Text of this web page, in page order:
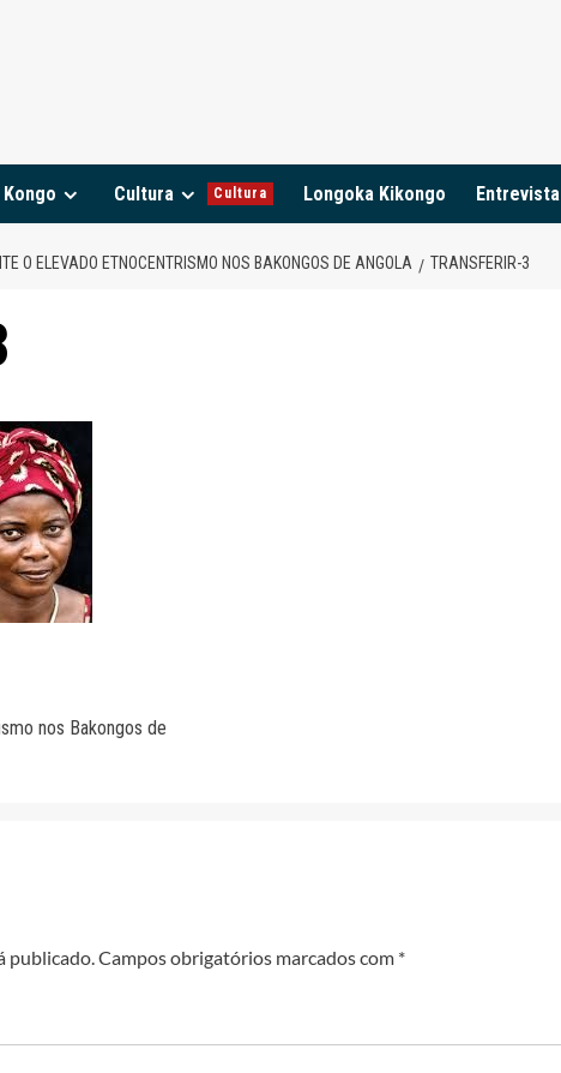
Cultura Cultura Longoka Kikongo Entrevista
O ELEVADO ETNOCENTRISMO NOS BAKONGOS DE ANGOLA TRANSFERIR-3
nos Bakongos de
publicado.Campos obrigatórios marcados com *